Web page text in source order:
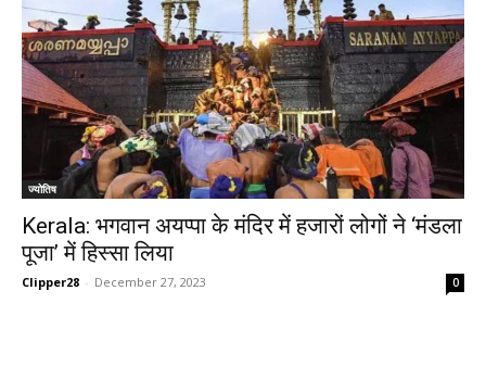
ज्योतिष
Kerala: भगवान अयप्पा के मंदिर में हजारों लोगों ने ‘मंडला
पूजा’ में हिस्सा लिया
Clipper28 - December 27, 2023 0